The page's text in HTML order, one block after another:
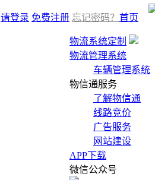
请登录 免费注册 忘记密码？
物流系统定制
物流管理系统
车辆管理系统
物信通服务
了解物信通
线路竞价
广告服务
网站建设
APP下载
微信公众号
首页